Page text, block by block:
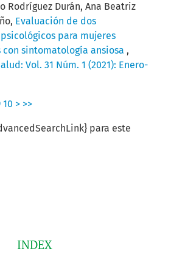
Rodríguez Durán, Ana Beatriz
Evaluación de dos
para mujeres
con sintomatología ansiosa ,
Vol. 31 Núm. 1 (2021): Enero-
10 > >>
para este
INDEX